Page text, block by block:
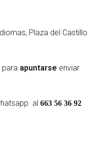
Plaza del Castillo
para apuntarse enviar
al663 56 36 92